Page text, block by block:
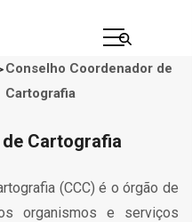
Conselho Coordenador de
Cartografia
Cartografia
(CCC) é o órgão de
organismos e serviços